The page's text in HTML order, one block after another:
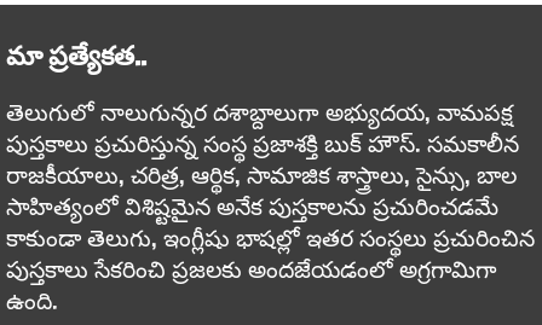
మా ప్రత్యేకత..
తెలుగులో నాలుగున్నర దశాబ్దాలుగా అభ్యుదయ, వామపక్ష
పుస్తకాలు ప్రచురిస్తున్న సంస్థ ప్రజాశక్తి బుక్ హౌస్. సమకాలీన
రాజకీయాలు, చరిత్ర, ఆర్థిక, సామాజిక శాస్త్రాలు, సైన్సు, బాల
సాహిత్యంలో విశిష్టమైన అనేక పుస్తకాలను ప్రచురించడమే
కాకుండా తెలుగు, ఇంగ్లీషు భాషల్లో ఇతర సంస్థలు ప్రచురించిన
పుస్తకాలు సేకరించి ప్రజలకు అందజేయడంలో అగ్రగామిగా
ఉంది.